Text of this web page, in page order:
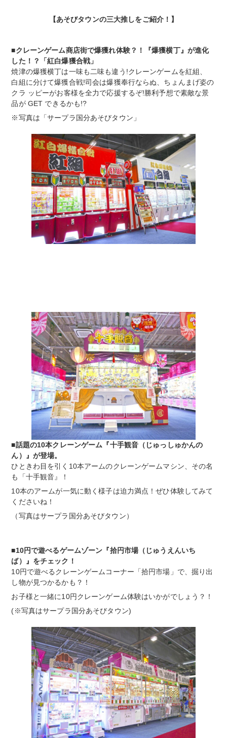
【あそびタウンの三大推しをご紹介！】
■クレーンゲーム商店街で爆獲れ体験？！『爆獲横丁』が進化
した！？「紅白爆獲合戦」
焼津の爆獲横丁は一味も二味も違う!クレーンゲームを紅組、
白組に分けて爆獲合戦!司会は爆獲奉行ならぬ、ちょんまげ姿の
クラ ッピーがお客様を全力で応援するぞ!勝利予想で素敵な景
品が GET できるかも!?
※写真は「サープラ国分あそびタウン」
■話題の10本クレーンゲーム『十手観音（じゅっしゅかんの
ん）』が登場。
ひときわ目を引く10本アームのクレーンゲームマシン、その名
も「十手観音』！
10本のアームが一気に動く様子は迫力満点！ぜひ体験してみて
くださいね！
（写真はサープラ国分あそびタウン）
■10円で遊べるゲームゾーン『拾円市場（じゅうえんいち
ば）』をチェック！
10円で遊べるクレーンゲームコーナー「拾円市場」で、掘り出
し物が見つかるかも？！
お子様と一緒に10円クレーンゲーム体験はいかがでしょう？！
(※写真はサープラ国分あそびタウン)